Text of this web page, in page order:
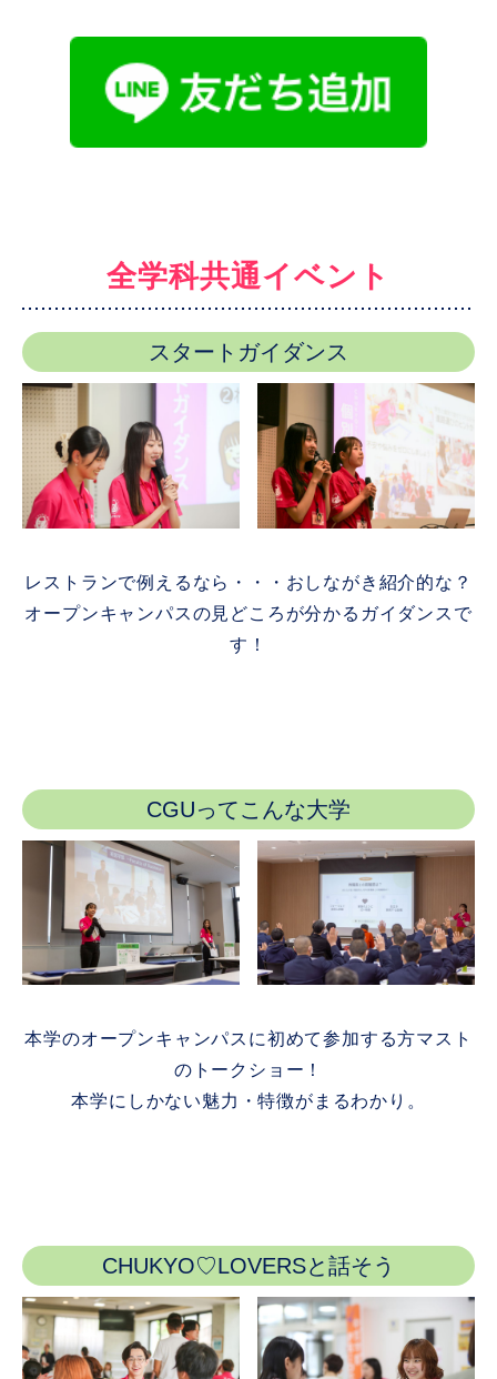
全学科共通イベント
スタートガイダンス
レストランで例えるなら・・・おしながき紹介的な？
オープンキャンパスの見どころが分かるガイダンスで
す！
CGUってこんな大学
本学のオープンキャンパスに初めて参加する方マスト
のトークショー！
本学にしかない魅力・特徴がまるわかり。
CHUKYO♡LOVERSと話そう